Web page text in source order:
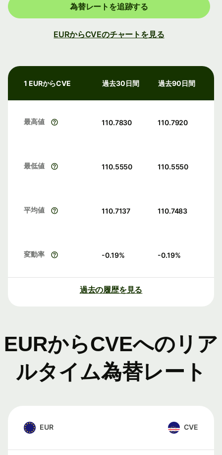
為替レートを追跡する
EURからCVEのチャートを見る
1 EURからCVE 過去30日間 過去90日間
最高値 110.7830 110.7920
最低値 110.5550 110.5550
平均値 110.7137 110.7483
変動率 -0.19% -0.19%
過去の履歴を見る
EURからCVEへのリア
ルタイム為替レート
EUR CVE